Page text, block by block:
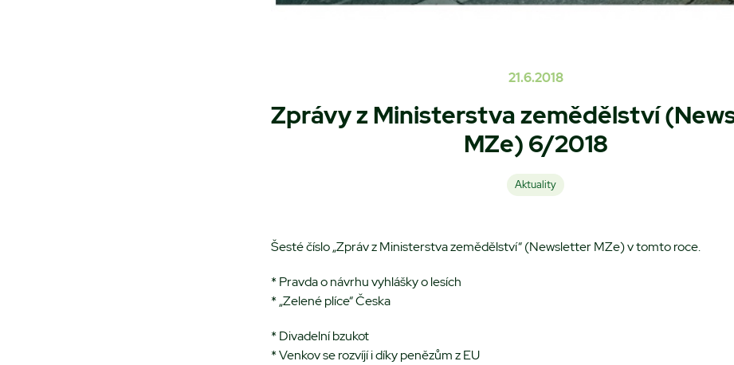
21.6.2018
Zprávy z Ministerstva zemědělství
MZe) 6/2018
Aktuality
Šesté číslo „Zpráv z Ministerstva zemědělství“ (Newsletter MZe) v tomto roce.
* Pravda o návrhu vyhlášky o lesích
* „Zelené plíce“ Česka
* Divadelní bzukot
* Venkov se rozvíjí i díky penězům z EU